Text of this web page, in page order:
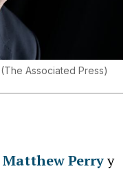
(The Associated Press)
Matthew Perryy